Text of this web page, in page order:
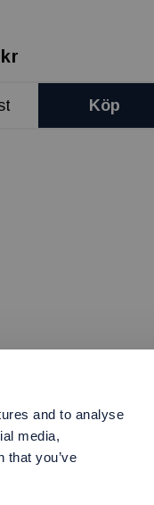
and to analyse
media,
that you’ve
Köp